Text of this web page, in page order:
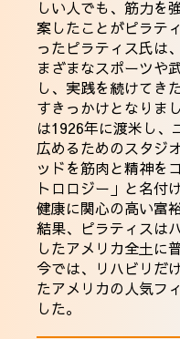
しい人でも、筋力を
案したことがピラテ
ったピラティス氏は
まざまなスポーツや
し、実践を続けてき
すきっかけとなりま
は1926年に渡米し、
広めるためのスタジ
ッドを筋肉と精神を
トロロジー」と名付
健康に関心の高い富
結果、ピラティスは
したアメリカ全土に
今では、リハビリだ
たアメリカの人気フ
した。